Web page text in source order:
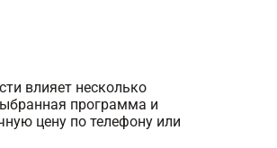
влияет несколько
программа и
цену по телефону или